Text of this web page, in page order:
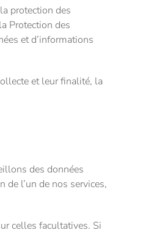
protection des
Protection des
et d’informations
et leur finalité, la
des données
l’un de nos services,
celles facultatives. Si